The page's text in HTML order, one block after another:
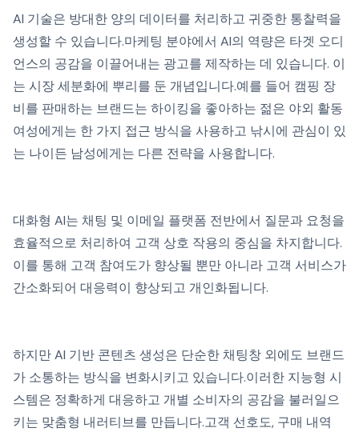
AI 기술은 방대한 양의 데이터를 처리하고 귀중한 통찰력을
생성할 수 있습니다.마케팅 분야에서 AI의 역량은 타겟 오디
언스의 공감을 이끌어내는 광고를 제작하는 데 있습니다. 이
는 시장 세분화에 뿌리를 둔 개념입니다.예를 들어 캠핑 장
비를 판매하는 브랜드는 하이킹을 좋아하는 젊은 야외 활동
여성에게는 한 가지 접근 방식을 사용하고 낚시에 관심이 있
는 나이든 남성에게는 다른 전략을 사용합니다.
대화형 AI는 채팅 및 이메일 플랫폼 전반에서 질문과 요청을
효율적으로 처리하여 고객 상호 작용의 중심을 차지합니다.
이를 통해 고객 참여도가 향상될 뿐만 아니라 고객 서비스가
간소화되어 대응력이 향상되고 개인화됩니다.
하지만 AI 기반 콘텐츠 생성은 단순한 채팅창 외에도 브랜드
가 소통하는 방식을 변화시키고 있습니다.이러한 지능형 시
스템은 정확하게 대응하고 개별 소비자의 공감을 불러일으
키는 맞춤형 내러티브를 만듭니다.고객 선호도, 구매 내역